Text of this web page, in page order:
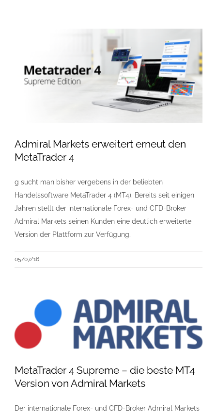
Admiral Markets erweitert erneut den
MetaTrader 4
g sucht man bisher vergebens in der beliebten
Handelssoftware MetaTrader 4 (MT4). Bereits seit einigen
Jahren stellt der internationale Forex- und CFD-Broker
Admiral Markets seinen Kunden eine deutlich erweiterte
Version der Plattform zur Verfügung.
05/07/16
MetaTrader 4 Supreme – die beste MT4
Version von Admiral Markets
Der internationale Forex- und CFD-Broker Admiral Markets